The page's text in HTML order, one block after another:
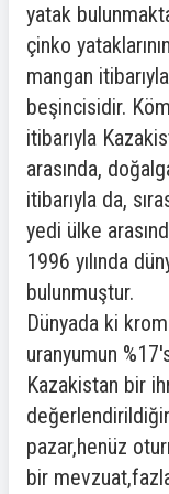
yatak
çinko
mangan
beşincisidir.
itibarıyla
arasında,
itibarıyla da,
yedi ülke
1996 yılında
bulunmuştur.
Dünyada ki
uranyumun
Kazakistan bir
pazar,henüz
bir